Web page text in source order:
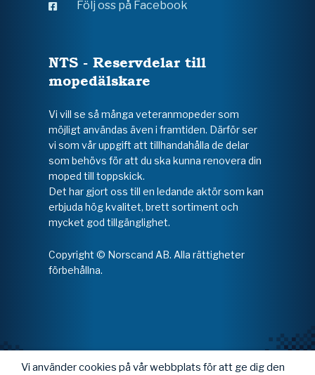
Följ oss på Facebook
NTS - Reservdelar till
mopedälskare
Vi vill se så många veteranmopeder som
möjligt användas även i framtiden. Därför ser
vi som vår uppgift att tillhandahålla de delar
som behövs för att du ska kunna renovera din
moped till toppskick.
Det har gjort oss till en ledande aktör som kan
erbjuda hög kvalitet, brett sortiment och
mycket god tillgänglighet.
Copyright © Norscand AB. Alla rättigheter
förbehållna.
Vi använder cookies på vår webbplats för att ge dig den